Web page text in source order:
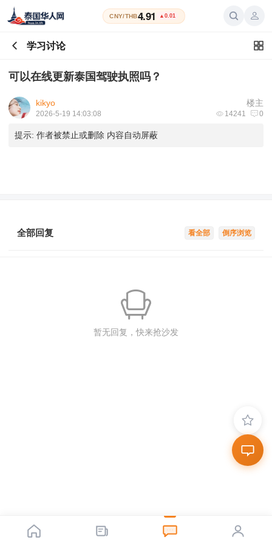
CNY/THB4.91 ▲0.01
学习讨论
可以在线更新泰国驾驶执照吗？
楼主
kikyo
14241 0
2026-5-19 14:03:08
提示: 作者被禁止或删除 内容自动屏蔽
倒序浏览
看全部
全部回复
暂无回复，快来抢沙发